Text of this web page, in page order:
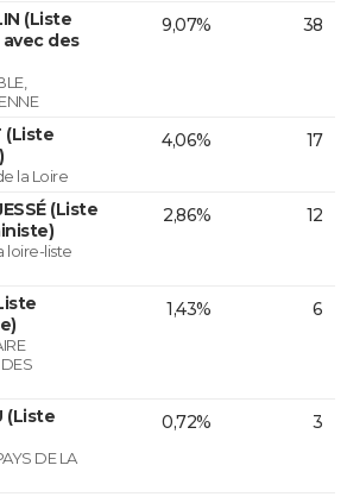
(Liste
des
9,07% 38
(Liste
la Loire
4,06% 17
(Liste
loire-liste
2,86% 12
1,43% 6
(Liste
DE LA
0,72% 3